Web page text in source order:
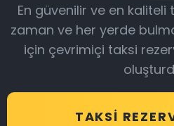
En güvenilir ve en
zaman ve her yerde
için çevrimiçi taksi
TAKSI